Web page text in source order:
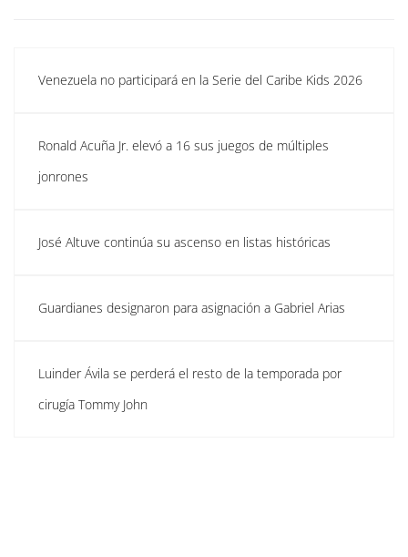
Venezuela no participará en la Serie del Caribe Kids 2026
Ronald Acuña Jr. elevó a 16 sus juegos de múltiples
jonrones
José Altuve continúa su ascenso en listas históricas
Guardianes designaron para asignación a Gabriel Arias
Luinder Ávila se perderá el resto de la temporada por
cirugía Tommy John